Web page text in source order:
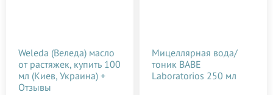
Weleda (Веледа) масло
от растяжек, купить 100
мл (Киев, Украина) +
Отзывы
Мицеллярная вода/
тоник BABE
Laboratorios 250 мл